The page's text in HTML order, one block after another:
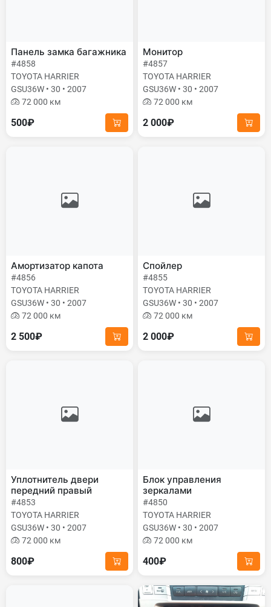
Панель замка багажника
#4858
TOYOTA HARRIER
GSU36W • 30 • 2007
72 000 км
500₽
Монитор
#4857
TOYOTA HARRIER
GSU36W • 30 • 2007
72 000 км
2 000₽
Амортизатор капота
#4856
TOYOTA HARRIER
GSU36W • 30 • 2007
72 000 км
2 500₽
Спойлер
#4855
TOYOTA HARRIER
GSU36W • 30 • 2007
72 000 км
2 000₽
Уплотнитель двери
передний правый
#4853
TOYOTA HARRIER
GSU36W • 30 • 2007
72 000 км
800₽
Блок управления
зеркалами
#4850
TOYOTA HARRIER
GSU36W • 30 • 2007
72 000 км
400₽